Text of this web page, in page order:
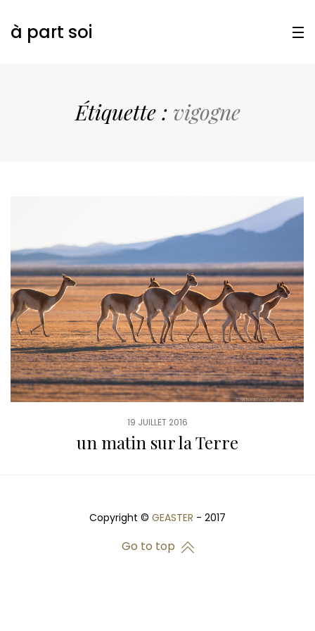
à part soi
Étiquette : vigogne
19 JUILLET 2016
un matin sur la Terre
Copyright © GEASTER - 2017
Go to top